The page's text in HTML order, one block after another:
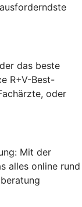
das beste
R+V-Best-
oder
Mit der
alles online rund